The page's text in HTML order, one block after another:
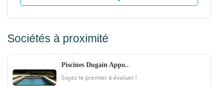
Sociétés à proximité
Piscines Dugain Appo..
Soyez le premier à évaluer !